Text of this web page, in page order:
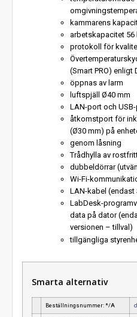
kammarens
arbetskapacitet 56
protokoll för
(Smart PRO) enligt
öppnas av larm
luftspjäll Ø40 mm
LAN-port och
åtkomstport för
(Ø30 mm) på
genom låsning
Trådhylla av
dubbeldörrar
Wi-Fi-
LAN-kabel (endast
LabDesk-
data på dator
versionen – tillval)
tillgängliga
Smarta alternativ
Beställningsnummer: */A